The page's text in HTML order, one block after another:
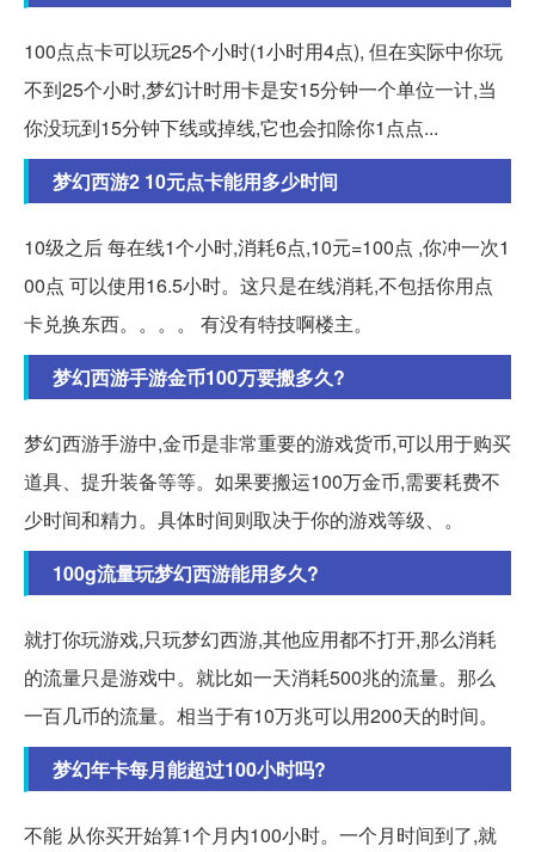
100点点卡可以玩25个小时(1小时用4点), 但在实际中你玩
不到25个小时,梦幻计时用卡是安15分钟一个单位一计,当
你没玩到15分钟下线或掉线,它也会扣除你1点点...
梦幻西游2 10元点卡能用多少时间
10级之后 每在线1个小时,消耗6点,10元=100点 ,你冲一次1
00点 可以使用16.5小时。这只是在线消耗,不包括你用点
卡兑换东西。。。。 有没有特技啊楼主。
梦幻西游手游金币100万要搬多久?
梦幻西游手游中,金币是非常重要的游戏货币,可以用于购买
道具、提升装备等等。如果要搬运100万金币,需要耗费不
少时间和精力。具体时间则取决于你的游戏等级、。
100g流量玩梦幻西游能用多久?
就打你玩游戏,只玩梦幻西游,其他应用都不打开,那么消耗
的流量只是游戏中。就比如一天消耗500兆的流量。那么
一百几币的流量。相当于有10万兆可以用200天的时间。
梦幻年卡每月能超过100小时吗?
不能 从你买开始算1个月内100小时。一个月时间到了,就